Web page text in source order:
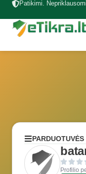
Patikimi.
Profilio